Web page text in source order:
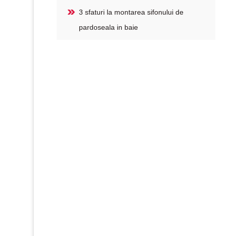
3 sfaturi la montarea sifonului de
pardoseala in baie